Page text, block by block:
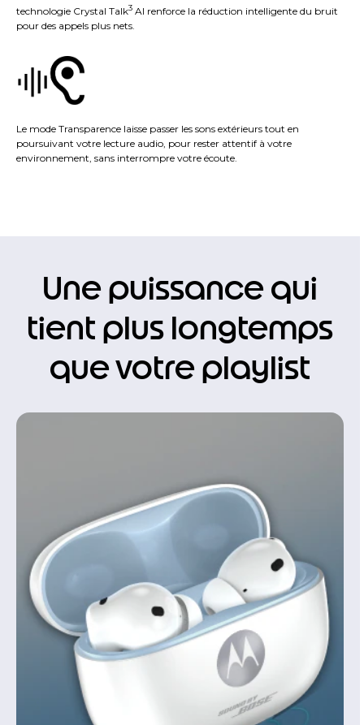
technologie Crystal Talk3 AI renforce la réduction intelligente du bruit
pour des appels plus nets.
Le mode Transparence laisse passer les sons extérieurs tout en
poursuivant votre lecture audio, pour rester attentif à votre
environnement, sans interrompre votre écoute.
Une puissance qui
tient plus longtemps
que votre playlist
I